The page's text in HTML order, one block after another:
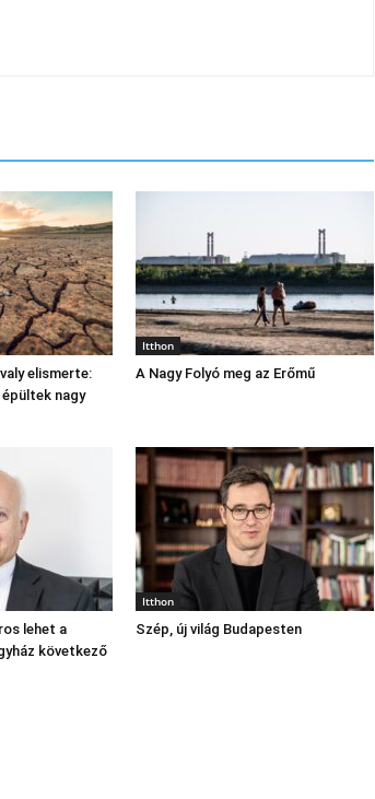
elismerte:
épültek nagy
Itthon
A Nagy Folyó meg az Erőmű
lehet a
következő
Itthon
Szép, új világ Budapesten